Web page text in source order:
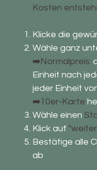
Kosten
Klicke die
Wähle ganz
➡️Normalpreis:
Einheit nach
jeder Einheit
➡️10er-Karte
Wähle einen
Klick auf
Bestätige alle
ab